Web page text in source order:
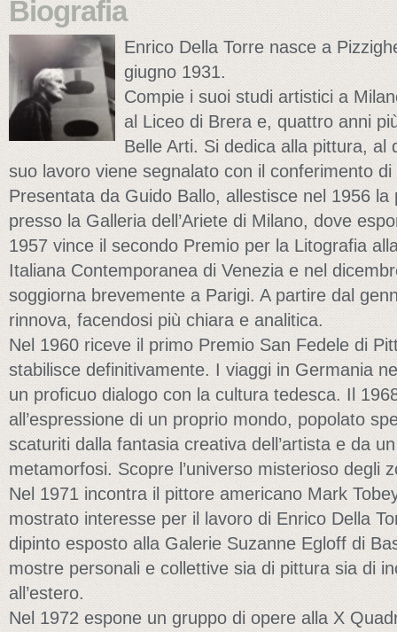
Biografia
Enrico Della Torre nasce a
giugno 1931.
Compie i suoi studi artistici a
al Liceo di Brera e, quattro anni
Belle Arti. Si dedica alla pittura, al
suo lavoro viene segnalato con il conferimento
Presentata da Guido Ballo, allestisce nel 1956
presso la Galleria dell’Ariete di Milano, dove
1957 vince il secondo Premio per la Litografia
Italiana Contemporanea di Venezia e nel
soggiorna brevemente a Parigi. A partire dal
rinnova, facendosi più chiara e analitica.
Nel 1960 riceve il primo Premio San Fedele di
stabilisce definitivamente. I viaggi in Germania
un proficuo dialogo con la cultura tedesca. Il
all’espressione di un proprio mondo, popolato
scaturiti dalla fantasia creativa dell’artista e da
metamorfosi. Scopre l’universo misterioso degli
Nel 1971 incontra il pittore americano Mark
mostrato interesse per il lavoro di Enrico Della
dipinto esposto alla Galerie Suzanne Egloff di
mostre personali e collettive sia di pittura sia di
all’estero.
Nel 1972 espone un gruppo di opere alla X